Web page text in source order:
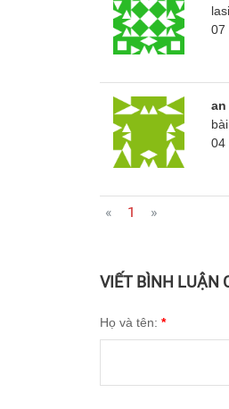
07
an
04
« 1 »
VIẾT BÌNH LUẬN
Họ và tên: *